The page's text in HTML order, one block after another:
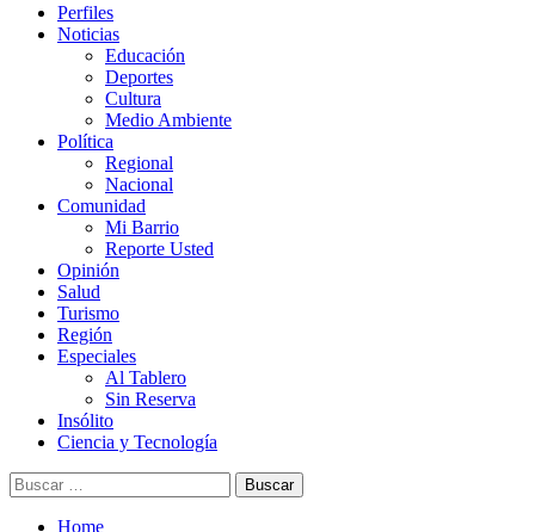
Primary
Menu
Perfiles
Noticias
Educación
Deportes
Cultura
Medio Ambiente
Política
Regional
Nacional
Comunidad
Mi Barrio
Reporte Usted
Opinión
Salud
Turismo
Región
Especiales
Al Tablero
Sin Reserva
Insólito
Ciencia y Tecnología
Buscar:
Home